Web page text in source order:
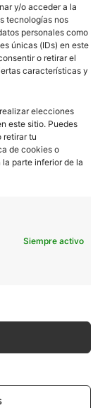
y/o acceder a la
tecnologías nos
personales como
únicas (IDs) en este
o retirar el
características y
elecciones
este sitio. Puedes
retirar tu
de cookies o
parte inferior de la
Siempre activo